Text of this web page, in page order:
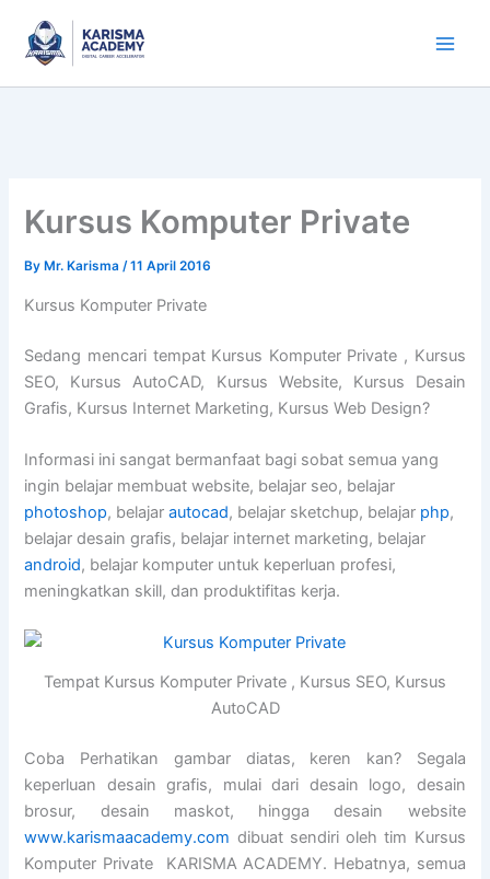
content
Kursus Komputer Private
By Mr. Karisma/11 April 2016
Kursus Komputer Private
Sedang mencari tempat Kursus Komputer Private , Kursus
SEO, Kursus AutoCAD, Kursus Website, Kursus Desain
Grafis, Kursus Internet Marketing, Kursus Web Design?
Informasi ini sangat bermanfaat bagi sobat semua yang
ingin belajar membuat website, belajar seo, belajar
photoshop, belajarautocad, belajar sketchup, belajar php,
belajar desain grafis, belajar internet marketing, belajar
android, belajar komputer untuk keperluan profesi,
meningkatkan skill, dan produktifitas kerja.
Tempat Kursus Komputer Private , Kursus SEO, Kursus
AutoCAD
Coba Perhatikan gambar diatas, keren kan? Segala
keperluan desain grafis, mulai dari desain logo, desain
brosur, desain maskot, hingga desain website
www.karismaacademy.com dibuat sendiri oleh tim Kursus
Komputer Private KARISMA ACADEMY. Hebatnya, semua